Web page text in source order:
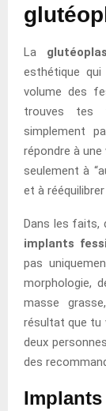
La
esthétique
volume des
trouves tes
simplement
répondre à
seulement à
et à
Dans les faits,
implants
pas
morphologie,
masse
résultat que tu
deux
des